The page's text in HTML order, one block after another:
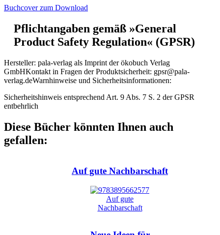
Buchcover zum Download
Pflichtangaben gemäß »General
Product Safety Regulation« (GPSR)
Hersteller: pala-verlag als Imprint der ökobuch Verlag
GmbHKontakt in Fragen der Produktsicherheit: gpsr@pala-
verlag.deWarnhinweise und Sicherheitsinformationen:
Sicherheitshinweis entsprechend Art. 9 Abs. 7 S. 2 der GPSR
entbehrlich
Diese Bücher könnten Ihnen auch
gefallen:
Auf gute Nachbarschaft